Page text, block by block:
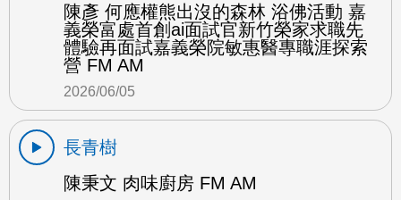
陳彥 何應權熊出沒的森林 浴佛活動 嘉
義榮富處首創ai面試官新竹榮家求職先
體驗再面試嘉義榮院敏惠醫專職涯探索
營 FM AM
2026/06/05
長青樹
陳秉文 肉味廚房 FM AM